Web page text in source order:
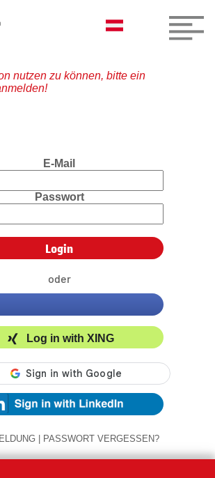
nutzen zu können, bitte ein
E-Mail
Passwort
oder
Log in with XING
| PASSWORT VERGESSEN?